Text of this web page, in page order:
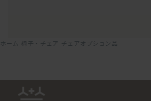
ホーム 椅子・チェア チェアオプション品